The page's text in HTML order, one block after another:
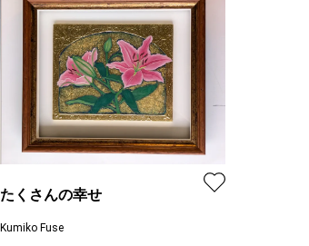
たくさんの幸せ
Kumiko Fuse